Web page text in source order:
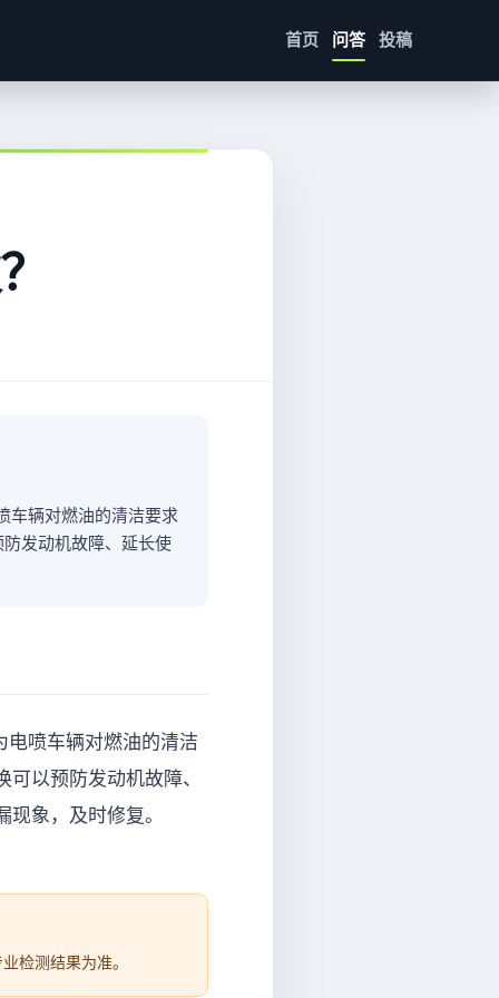
首页 问答 投稿
车辆对燃油的清洁要求
发动机故障、延长使
喷车辆对燃油的清洁
以预防发动机故障、
象，及时修复。
检测结果为准。